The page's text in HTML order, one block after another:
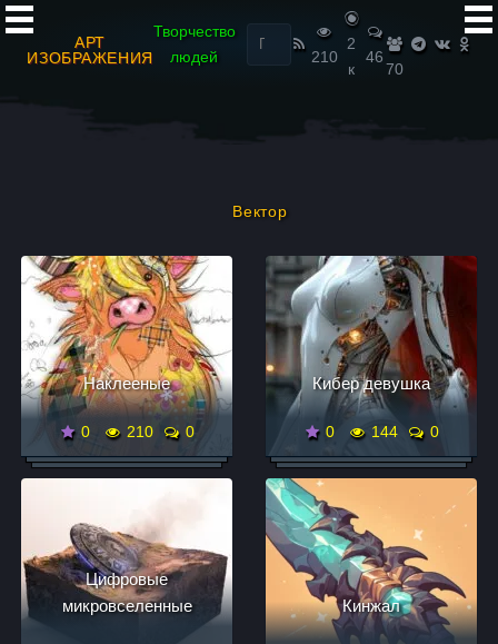
АРТ
ИЗОБРАЖЕНИЯ
Творчество
людей
Найти:
210
2
к
46
70
Вектор
Наклееные
0 210 0
Кибер девушка
0 144 0
Цифровые
микровселенные
Кинжал